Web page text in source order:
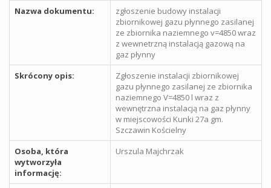
Nazwa dokumentu:
zgłoszenie budowy instalacji
zbiornikowej gazu płynnego zasilanej
ze zbiornika naziemnego v=4850 wraz
z wewnetrzną instalacją gazową na
gaz płynny
Skrócony opis:
Zgłoszenie instalacji zbiornikowej
gazu płynnego zasilanej ze zbiornika
naziemnego V=4850 l wraz z
wewnętrzna instalacją na gaz płynny
w miejscowości Kunki 27a gm.
Szczawin Kościelny
Osoba, która
wytworzyła
informację:
Urszula Majchrzak